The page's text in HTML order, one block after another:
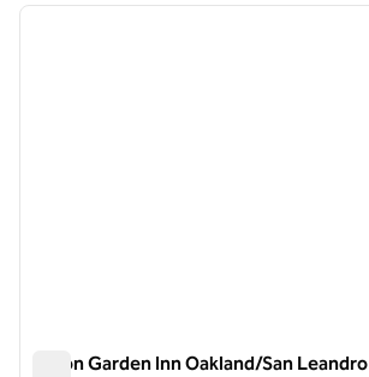
1 von 12
Hilton Garden Inn Oakland/San Leandro